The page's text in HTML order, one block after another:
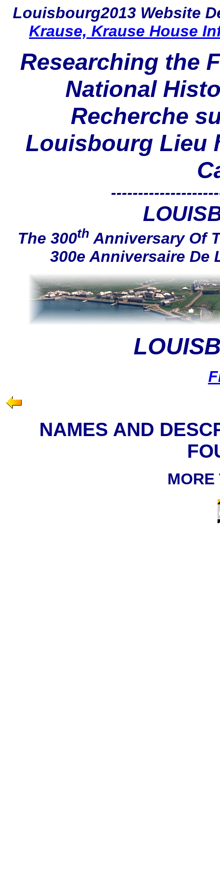
Louisbourg2013Website
Krause, Krause House
Researching the
National
Recherche
Louisbourg Lieu
The 300th Anniversary Of
300e Anniversaire
NAMES AND